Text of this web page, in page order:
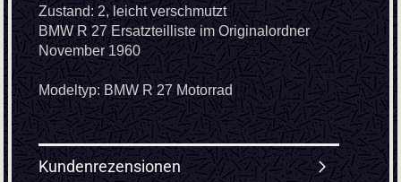
Zustand: 2, leicht verschmutzt
BMW R 27 Ersatzteilliste im Originalordner
November 1960
Modeltyp: BMW R 27 Motorrad
Kundenrezensionen